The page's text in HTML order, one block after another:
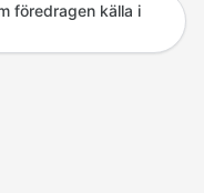
föredragen källa i